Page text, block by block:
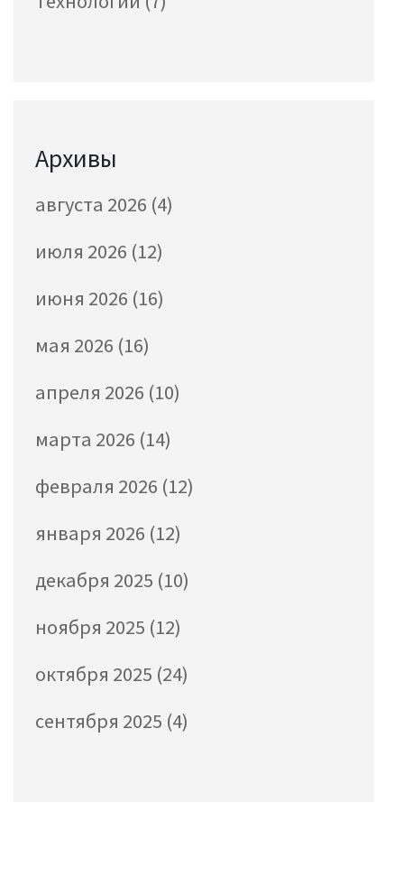
Архивы
августа 2026 (4)
июля 2026 (12)
июня 2026 (16)
мая 2026 (16)
апреля 2026 (10)
марта 2026 (14)
февраля 2026 (12)
января 2026 (12)
декабря 2025 (10)
ноября 2025 (12)
октября 2025 (24)
сентября 2025 (4)